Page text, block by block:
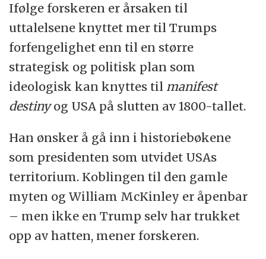
Ifølge forskeren er årsaken til
uttalelsene knyttet mer til Trumps
forfengelighet enn til en større
strategisk og politisk plan som
ideologisk kan knyttes til manifest
destinyog USA på slutten av 1800-tallet.
Han ønsker å gå inn i historiebøkene
som presidenten som utvidet USAs
territorium. Koblingen til den gamle
myten og William McKinley er åpenbar
– men ikke en Trump selv har trukket
opp av hatten, mener forskeren.